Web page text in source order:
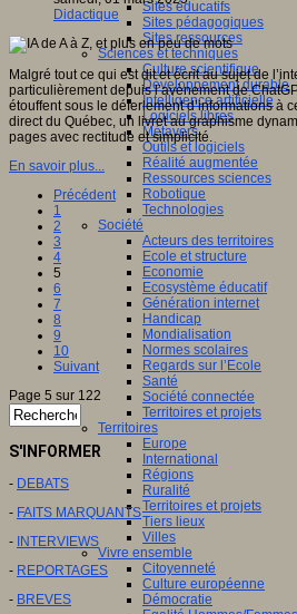
Sites éducatifs
Sites pédagogiques
Sites ressources
Sciences et techniques
Culture scientifique
Développement durable
Intelligence artificielle
Logiciels libres
Métavers
Outils et logiciels
Réalité augmentée
Ressources sciences
Robotique
Technologies
Société
Acteurs des territoires
Ecole et structure
Economie
Ecosystème éducatif
Génération internet
Handicap
Mondialisation
Normes scolaires
Regards sur l’Ecole
Santé
Société connectée
Territoires et projets
Territoires
Europe
International
Régions
Ruralité
Territoires et projets
Tiers lieux
Villes
Vivre ensemble
Citoyenneté
Culture européenne
Démocratie
Didactique
Malgré tout ce qui est dit et écrit au sujet de
particulièrement depuis l’avènement de
étouffent sous le déferlement d’informations à
direct du Québec, un livret au graphisme
pages avec rectitude et simplicité.
En savoir plus...
Précédent
1
2
3
4
5
6
7
8
9
10
Suivant
Page 5 sur 122
S'INFORMER
- DEBATS
- FAITS MARQUANTS
- INTERVIEWS
- REPORTAGES
- BREVES